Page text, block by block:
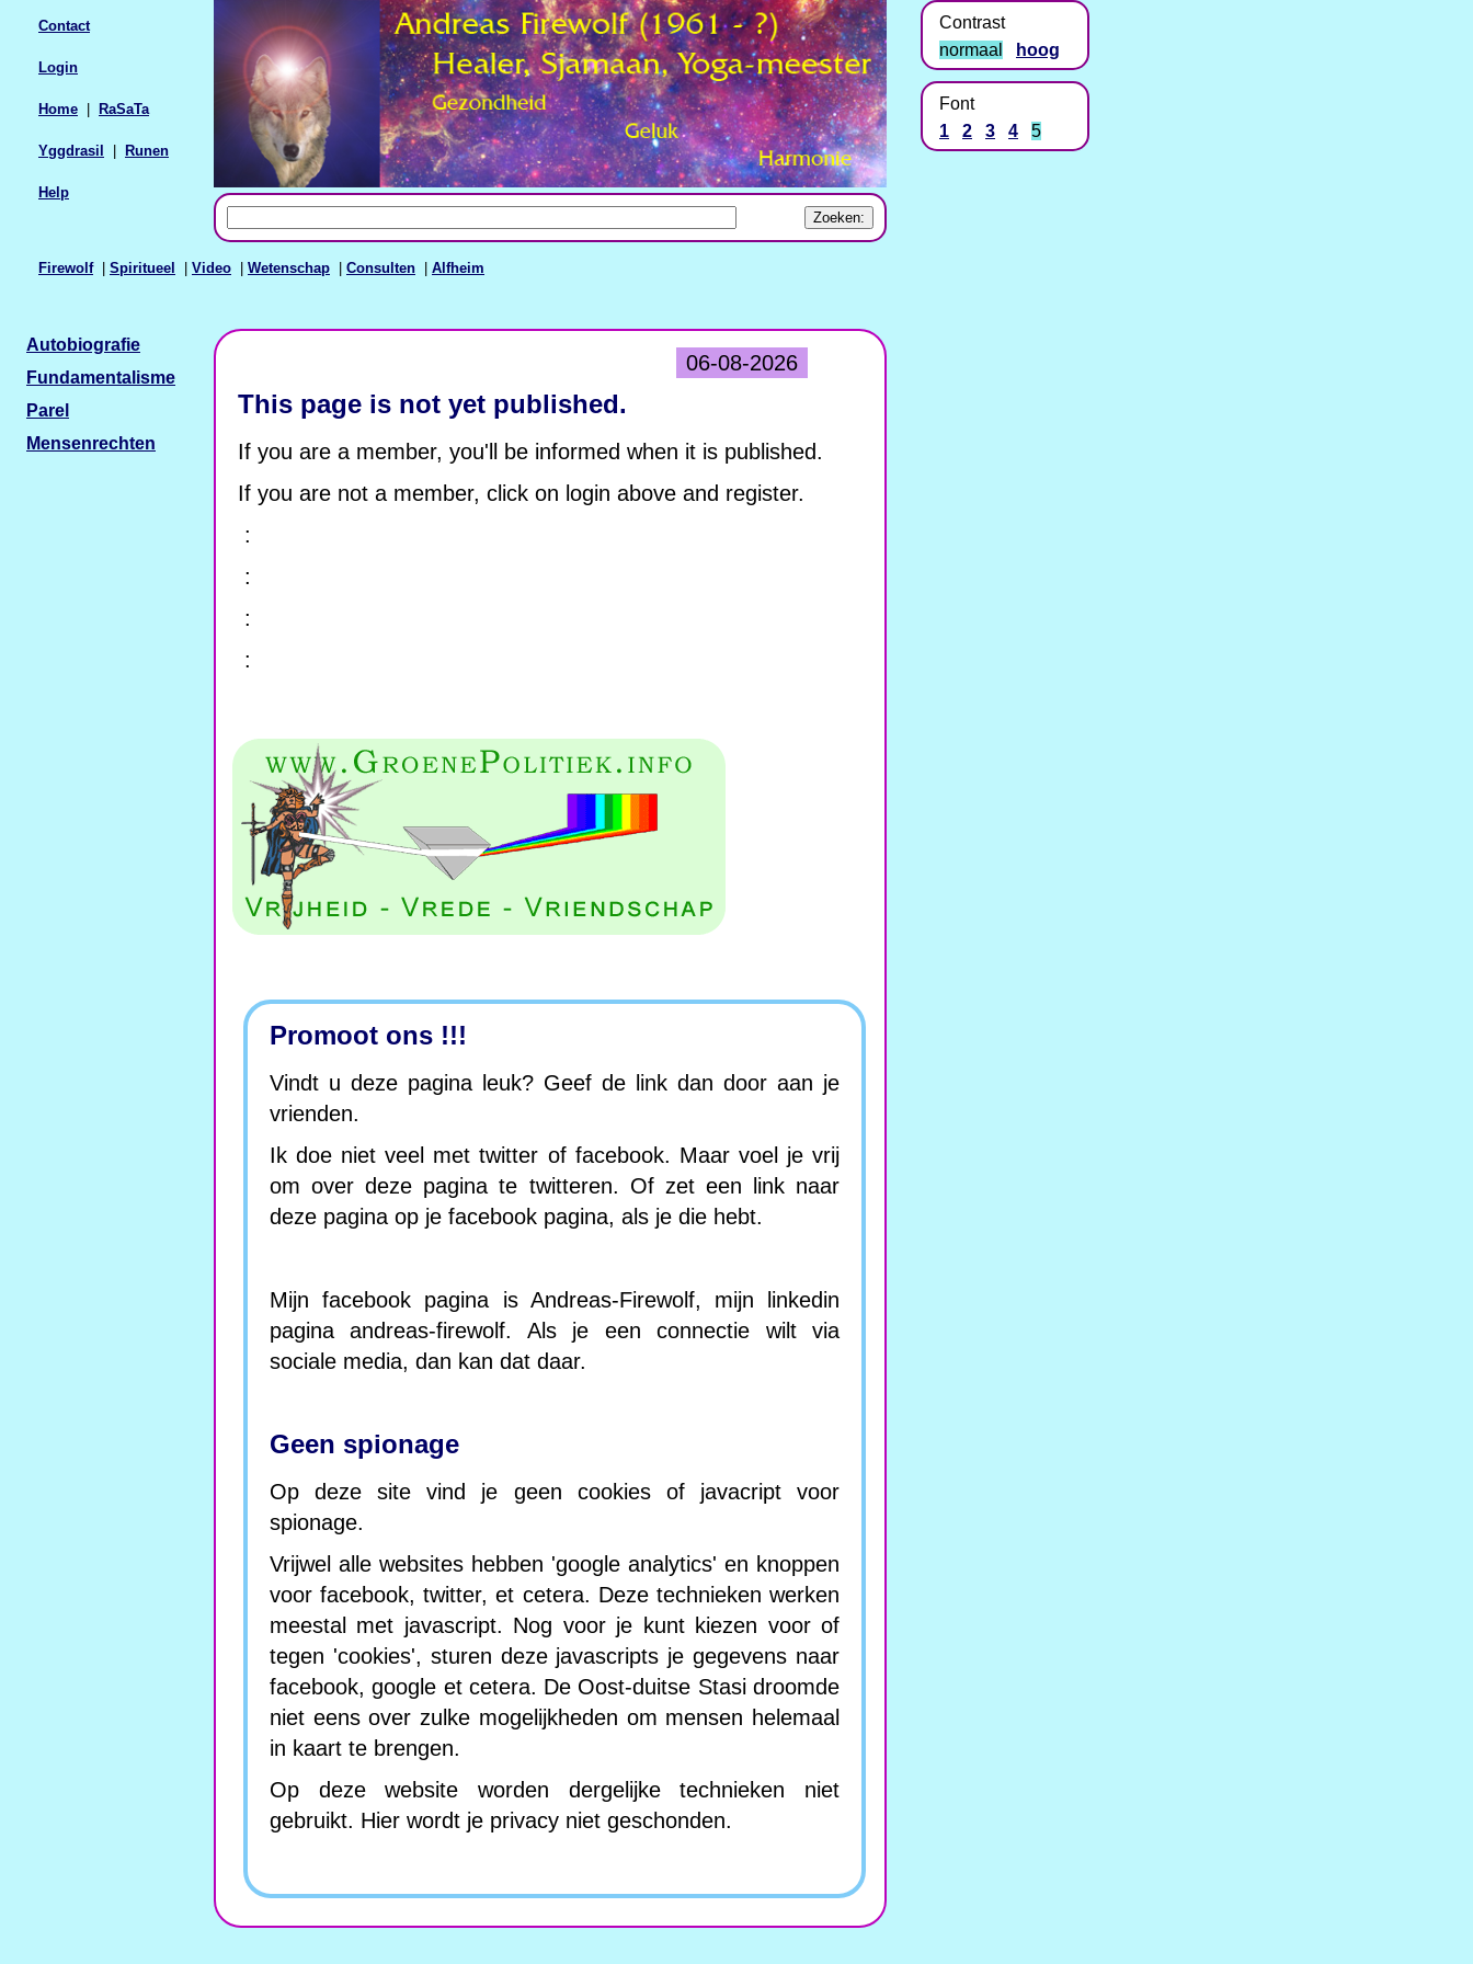
Firewolf| Spiritueel Video Wetenschap Consulten Alfheim
Contact
Login
Home RaSaTa
Yggdrasil Runen
Help
06-08-2026
This page is not yet published.
If you are a member, you'll be informed when it is published.
If you are not a member, click on login above and register.
:
:
:
:
Promoot ons !!!
Vindt u deze pagina leuk? Geef de link dan door aan je
vrienden.
Ik doe niet veel met twitter of facebook. Maar voel je vrij
om over deze pagina te twitteren. Of zet een link naar
deze pagina op je facebook pagina, als je die hebt.
Mijn facebook pagina is Andreas-Firewolf, mijn linkedin
pagina andreas-firewolf. Als je een connectie wilt via
sociale media, dan kan dat daar.
Geen spionage
Op deze site vind je geen cookies of javacript voor
spionage.
Vrijwel alle websites hebben 'google analytics' en knoppen
voor facebook, twitter, et cetera. Deze technieken werken
meestal met javascript. Nog voor je kunt kiezen voor of
tegen 'cookies', sturen deze javascripts je gegevens naar
facebook, google et cetera. De Oost-duitse Stasi droomde
niet eens over zulke mogelijkheden om mensen helemaal
in kaart te brengen.
Op deze website worden dergelijke technieken niet
gebruikt. Hier wordt je privacy niet geschonden.
Autobiografie
Fundamentalisme
Parel
Mensenrechten
Contrast
normaal
hoog
Font
1
2 3 4 5